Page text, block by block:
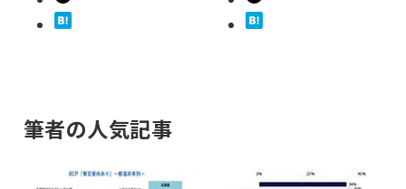
筆者の人気記事